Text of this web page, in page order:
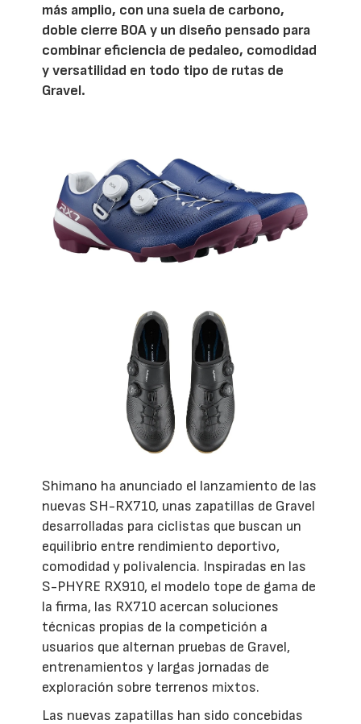
más amplio, con una suela de carbono,
doble cierre BOA y un diseño pensado para
combinar eficiencia de pedaleo, comodidad
y versatilidad en todo tipo de rutas de
Gravel.
Shimano ha anunciado el lanzamiento de las
nuevas SH-RX710, unas zapatillas de Gravel
desarrolladas para ciclistas que buscan un
equilibrio entre rendimiento deportivo,
comodidad y polivalencia. Inspiradas en las
S-PHYRE RX910, el modelo tope de gama de
la firma, las RX710 acercan soluciones
técnicas propias de la competición a
usuarios que alternan pruebas de Gravel,
entrenamientos y largas jornadas de
exploración sobre terrenos mixtos.
Las nuevas zapatillas han sido concebidas